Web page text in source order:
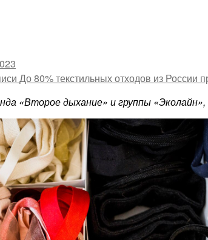
До 80% текстильных отходов из России
«Второе дыхание» и группы